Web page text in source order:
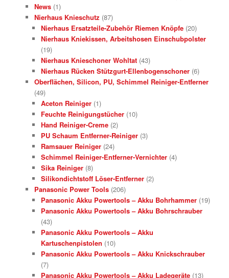
News (1)
Nierhaus Knieschutz (87)
Nierhaus Ersatzteile-Zubehör Riemen Knöpfe (20)
Nierhaus Kniekissen, Arbeitshosen Einschubpolster
(19)
Nierhaus Knieschoner Wohltat (43)
Nierhaus Rücken Stützgurt-Ellenbogenschoner (6)
Oberflächen, Silicon, PU, Schimmel Reiniger-Entferner
(49)
Aceton Reiniger (1)
Feuchte Reinigungstücher (10)
Hand Reiniger-Creme (2)
PU Schaum Entferner-Reiniger (3)
Ramsauer Reiniger (24)
Schimmel Reiniger-Entferner-Vernichter (4)
Sika Reiniger (8)
Silikondichtstoff Löser-Entferner (2)
Panasonic Power Tools (206)
Panasonic Akku Powertools – Akku Bohrhammer (19)
Panasonic Akku Powertools – Akku Bohrschrauber
(43)
Panasonic Akku Powertools – Akku
Kartuschenpistolen (10)
Panasonic Akku Powertools – Akku Knickschrauber
(7)
Panasonic Akku Powertools – Akku Ladegeräte (13)